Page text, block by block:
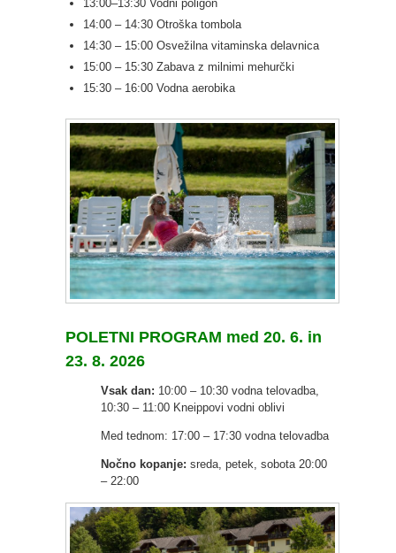
13:00–13:30 Vodni poligon
14:00 – 14:30 Otroška tombola
14:30 – 15:00 Osvežilna vitaminska delavnica
15:00 – 15:30 Zabava z milnimi mehurčki
15:30 – 16:00 Vodna aerobika
POLETNI PROGRAM med 20. 6. in
23. 8. 2026
Vsak dan: 10:00 – 10:30 vodna telovadba,
10:30 – 11:00 Kneippovi vodni oblivi
Med tednom: 17:00 – 17:30 vodna telovadba
Nočno kopanje: sreda, petek, sobota 20:00
– 22:00